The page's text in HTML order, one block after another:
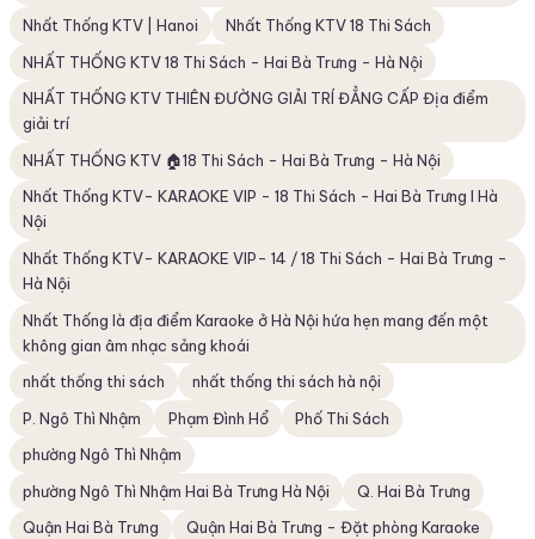
Nhất Thống KTV | Hanoi
Nhất Thống KTV 18 Thi Sách
NHẤT THỐNG KTV 18 Thi Sách - Hai Bà Trưng - Hà Nội
NHẤT THỐNG KTV THIÊN ĐƯỜNG GIẢI TRÍ ĐẲNG CẤP Địa điểm
giải trí
NHẤT THỐNG KTV 🏠18 Thi Sách - Hai Bà Trưng - Hà Nội
Nhất Thống KTV- KARAOKE VIP - 18 Thi Sách - Hai Bà Trưng I Hà
Nội
Nhất Thống KTV- KARAOKE VIP- 14 / 18 Thi Sách - Hai Bà Trưng -
Hà Nội
Nhất Thống là địa điểm Karaoke ở Hà Nội hứa hẹn mang đến một
không gian âm nhạc sảng khoái
nhất thống thi sách
nhất thống thi sách hà nội
P. Ngô Thì Nhậm
Phạm Đình Hổ
Phố Thi Sách
phường Ngô Thì Nhậm
phường Ngô Thì Nhậm Hai Bà Trưng Hà Nội
Q. Hai Bà Trưng
Quận Hai Bà Trưng
Quận Hai Bà Trưng - Đặt phòng Karaoke